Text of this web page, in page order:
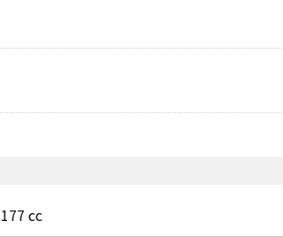
177 cc